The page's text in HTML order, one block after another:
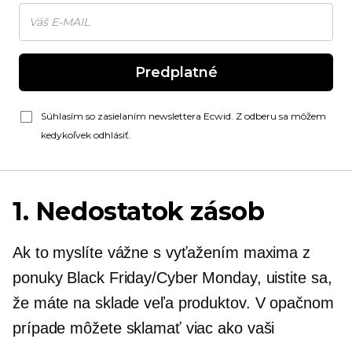
Predplatné
Súhlasím so zasielaním newslettera Ecwid. Z odberu sa môžem
kedykoľvek odhlásiť.
1. Nedostatok zásob
Ak to myslíte vážne s vyťažením maxima z
ponuky Black Friday/Cyber ​​Monday, uistite sa,
že máte na sklade veľa produktov. V opačnom
prípade môžete sklamať viac ako vaši